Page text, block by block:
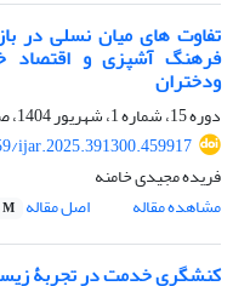
تفاوت های میان نسلی در
فرهنگ آشپزی و اقتصاد
ودختران
دوره 15، شماره 1، شهریور 1404، صفحه
ijar.2025.391300.459917
فریده مجیدی خامنه
مشاهده مقاله
اصل مقاله
کنشگری خدمت در تجربۀ